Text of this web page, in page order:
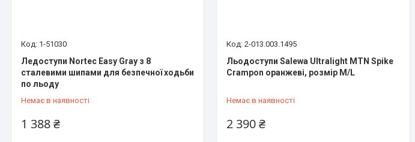
1-51030
Ледоступи Nortec Easy Gray з 8
сталевими шипами для безпечної ходьби
по льоду
Немає в наявності
1 388 ₴
2-013.003.1495
Льодоступи Salewa Ultralight MTN Spike
Crampon оранжеві, розмір M/L
Немає в наявності
2 390 ₴